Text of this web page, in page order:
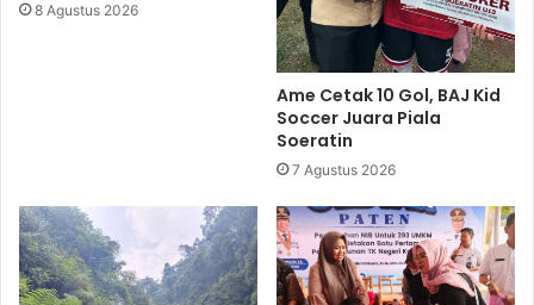
8 Agustus 2026
Ame Cetak 10 Gol, BAJ Kid
Soccer Juara Piala
Soeratin
7 Agustus 2026